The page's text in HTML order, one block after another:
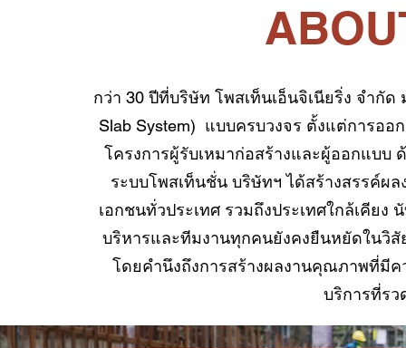
กว่า 30 ปีที่บริษัท โพสเท็นเอ็นจิเนียริ่ง จำกั
Slab System) แบบครบวงจร ตั้งแต่การอ
โครงการผู้รับเหมาก่อสร้างและผู้ออกแบ
ระบบโพสเท็นชั่น บริษัทฯ ได้สร้างสรรค์ผ
เอกชนทั่วประเทศ รวมถึงประเทศใกล้เคีย
บริหารและทีมงานทุกคนยังคงยืนหยัดในวิ
โดยคำนึงถึงการสร้างผลงานคุณภาพที่มี
บริการที่รว